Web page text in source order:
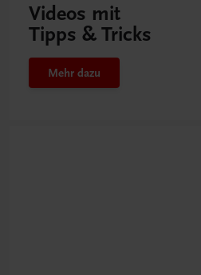
Videos mit
Tipps & Tricks
Mehr dazu